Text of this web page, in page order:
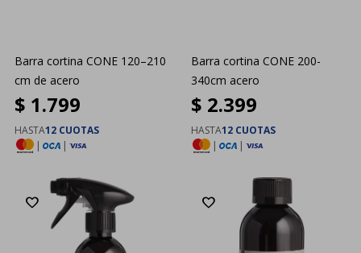
Barra cortina CONE 120–210
cm de acero
$ 1.799
HASTA12 CUOTAS
|
|
Barra cortina CONE 200-
340cm acero
$ 2.399
HASTA12 CUOTAS
|
|